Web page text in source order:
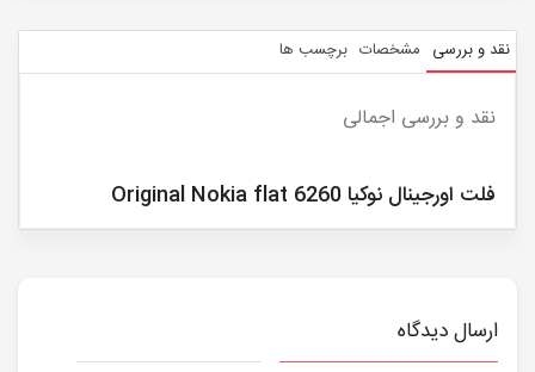
نقد و بررسی مشخصات برچسب ها
نقد و بررسی اجمالی
فلت اورجینال نوکیا Original Nokia flat 6260
ارسال دیدگاه